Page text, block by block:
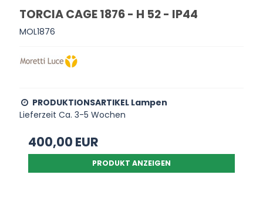
TORCIA CAGE 1876 - H 52 - IP44
MOL1876
PRODUKTIONSARTIKEL Lampen
Lieferzeit Ca. 3-5 Wochen
400,00 EUR
PRODUKT ANZEIGEN